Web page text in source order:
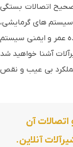
اتصالات بستگی
سیستم های گرمایشی،
عمر و ایمنی سیستم
آشنا خواهید شد
بی عیب و نقص
اتصالات آن
آنلاین.